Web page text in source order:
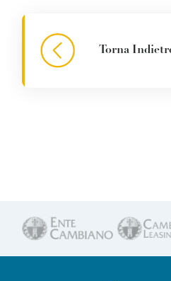
Torna